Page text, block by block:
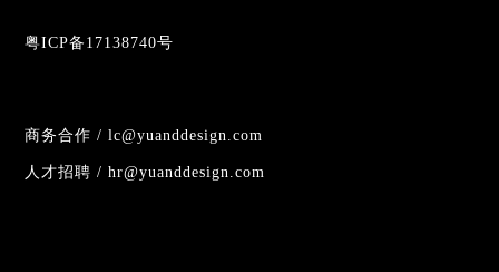
粤ICP备17138740号
商务合作 / lc@yuanddesign.com
人才招聘 / hr@yuanddesign.com